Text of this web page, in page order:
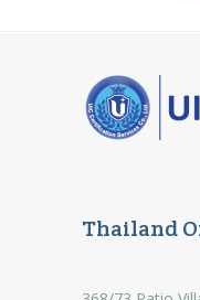
Thailand